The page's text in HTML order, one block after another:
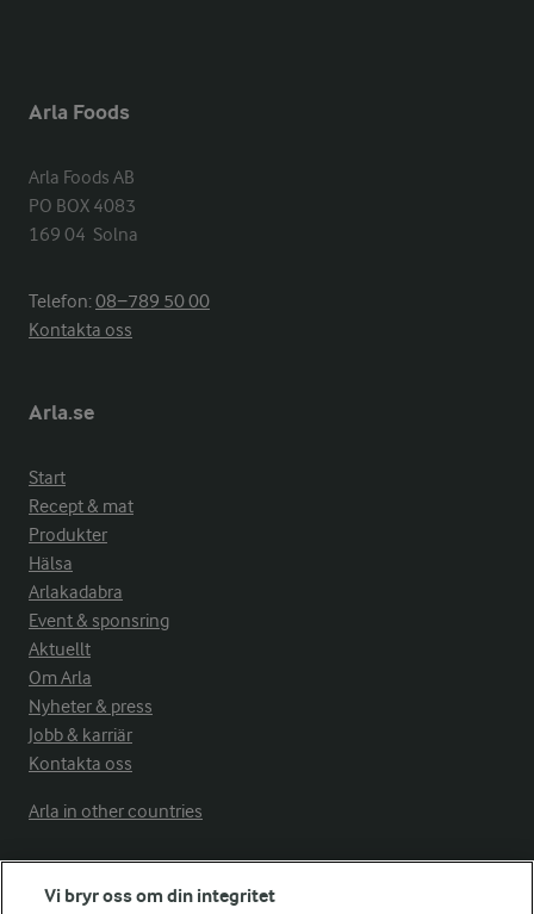
Arla Foods
Arla Foods AB
PO BOX 4083
169 04  Solna
Telefon:08−789 50 00
Kontakta oss
Arla.se
Start
Recept & mat
Produkter
Hälsa
Arlakadabra
Event & sponsring
Aktuellt
Om Arla
Nyheter & press
Jobb & karriär
Kontakta oss
Arla in other countries
Fler Arlasajter
Vi bryr oss om din integritet